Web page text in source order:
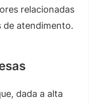
relacionadas
de atendimento.
dada a alta